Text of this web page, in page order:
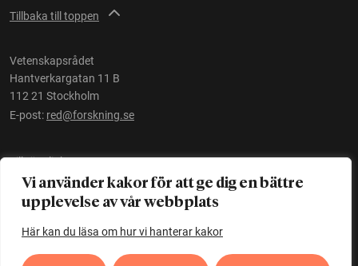
Vi använder kakor för att ge dig en bättre
upplevelse av vår webbplats
Här kan du läsa om hur vi hanterar kakor
Tillbaka till toppen
Vetenskapsrådet
Hantverkargatan 11 B
112 21 Stockholm
E-post: red@forskning.se
Tillgänglighet
Ett initiativ avVetenskapsrådet